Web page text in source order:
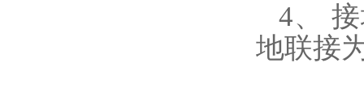
4、
地联接